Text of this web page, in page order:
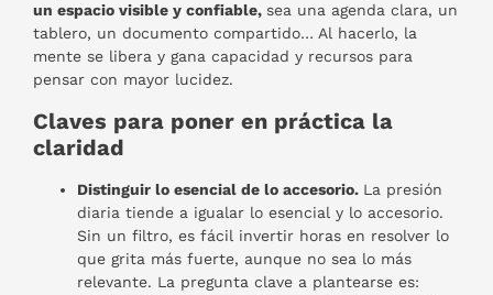
un espacio visible y confiable, sea una agenda clara, un
tablero, un documento compartido… Al hacerlo, la
mente se libera y gana capacidad y recursos para
pensar con mayor lucidez.
Claves para poner en práctica la
claridad
Distinguir lo esencial de lo accesorio. La presión
diaria tiende a igualar lo esencial y lo accesorio.
Sin un filtro, es fácil invertir horas en resolver lo
que grita más fuerte, aunque no sea lo más
relevante. La pregunta clave a plantearse es: